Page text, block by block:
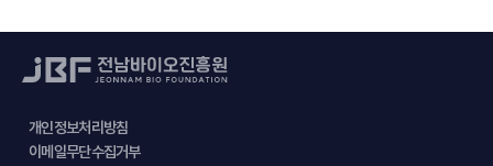
개인정보처리방침
이메일무단수집거부